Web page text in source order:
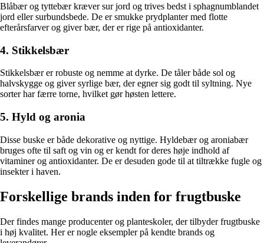
Blåbær og tyttebær kræver sur jord og trives bedst i sphagnumblandet
jord eller surbundsbede. De er smukke prydplanter med flotte
efterårsfarver og giver bær, der er rige på antioxidanter.
4. Stikkelsbær
Stikkelsbær er robuste og nemme at dyrke. De tåler både sol og
halvskygge og giver syrlige bær, der egner sig godt til syltning. Nye
sorter har færre torne, hvilket gør høsten lettere.
5. Hyld og aronia
Disse buske er både dekorative og nyttige. Hyldebær og aroniabær
bruges ofte til saft og vin og er kendt for deres høje indhold af
vitaminer og antioxidanter. De er desuden gode til at tiltrække fugle og
insekter i haven.
Forskellige brands inden for frugtbuske
Der findes mange producenter og planteskoler, der tilbyder frugtbuske
i høj kvalitet. Her er nogle eksempler på kendte brands og